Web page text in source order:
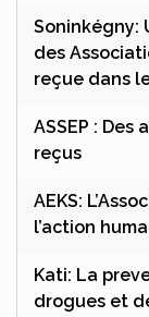
Soninkégny:
des
reçue dans
ASSEP : Des
reçus
AEKS:
l’action
Kati: La
drogues et